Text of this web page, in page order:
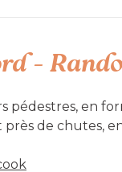
-
pédestres, en
près de chutes,